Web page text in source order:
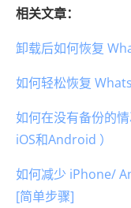
相关文章：
卸载后如何恢复
如何轻松恢复
如何在没有备份的
iOS和Android ）
如何减少 iPhone/
[简单步骤]